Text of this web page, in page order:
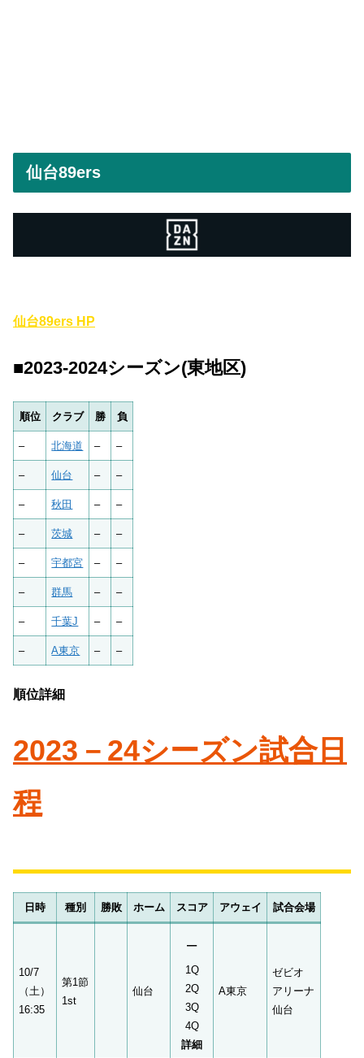
仙台89ers
仙台89ers HP
■2023-2024シーズン(東地区)
順位 クラブ 勝 負
– 北海道 – –
– 仙台 – –
– 秋田 – –
– 茨城 – –
– 宇都宮 – –
– 群馬 – –
– 千葉J – –
– A東京 – –
順位詳細
2023－24シーズン試合日
程
日時 種別 勝敗 ホーム スコア アウェイ 試合会場
10/7
（土）
16:35
第1節
1st
仙台
–
1Q
2Q
3Q
4Q
詳細
A東京
ゼビオ
アリーナ
仙台